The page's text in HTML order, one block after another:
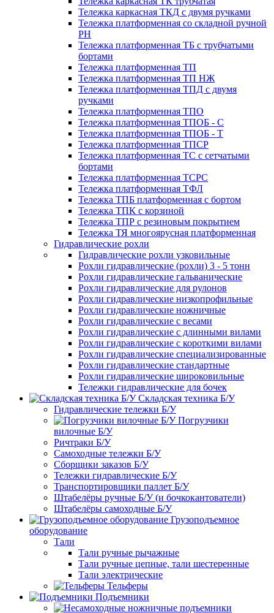
Тележка каркасная ТКД с двумя ручками
Тележка платформенная со складной ручной
PH
Тележка платформенная ТБ с трубчатыми
бортами
Тележка платформенная ТП
Тележка платформенная ТП НЖ
Тележка платформенная ТПД с двумя
ручками
Тележка платформенная ТПО
Тележка платформенная ТПОБ - С
Тележка платформенная ТПОБ - Т
Тележка платформенная ТПСР
Тележка платформенная ТС с сетчатыми
бортами
Тележка платформенная ТСРС
Тележка платформенная ТФЛ
Тележка ТПБ платформенная с бортом
Тележка ТПК с корзиной
Тележка ТПР с резиновым покрытием
Тележка ТЯ многоярусная платформенная
Гидравлические рохли
Гидравлические рохли узковильные
Рохли гидравлические (рохли) 3 - 5 тонн
Рохли гидравлические гальванические
Рохли гидравлические для рулонов
Рохли гидравлические низкопрофильные
Рохли гидравлические ножничные
Рохли гидравлические с весами
Рохли гидравлические с длинными вилами
Рохли гидравлические с короткими вилами
Рохли гидравлические специализированные
Рохли гидравлические стандартные
Рохли гидравлические широковильные
Тележки гидравлические для бочек
Складская техника Б/У
Гидравлические тележки Б/У
Погрузчики
вилочные Б/У
Ричтраки Б/У
Самоходные тележки Б/У
Сборщики заказов Б/У
Тележки гидравлические Б/У
Транспортировщики паллет Б/У
Штабелёры ручные Б/У (и бочкокантователи)
Штабелёры самоходные Б/У
Грузоподъемное
оборудование
Тали
Тали ручные рычажные
Тали ручные цепные, тали шестеренные
Тали электрические
Тельферы
Подъемники